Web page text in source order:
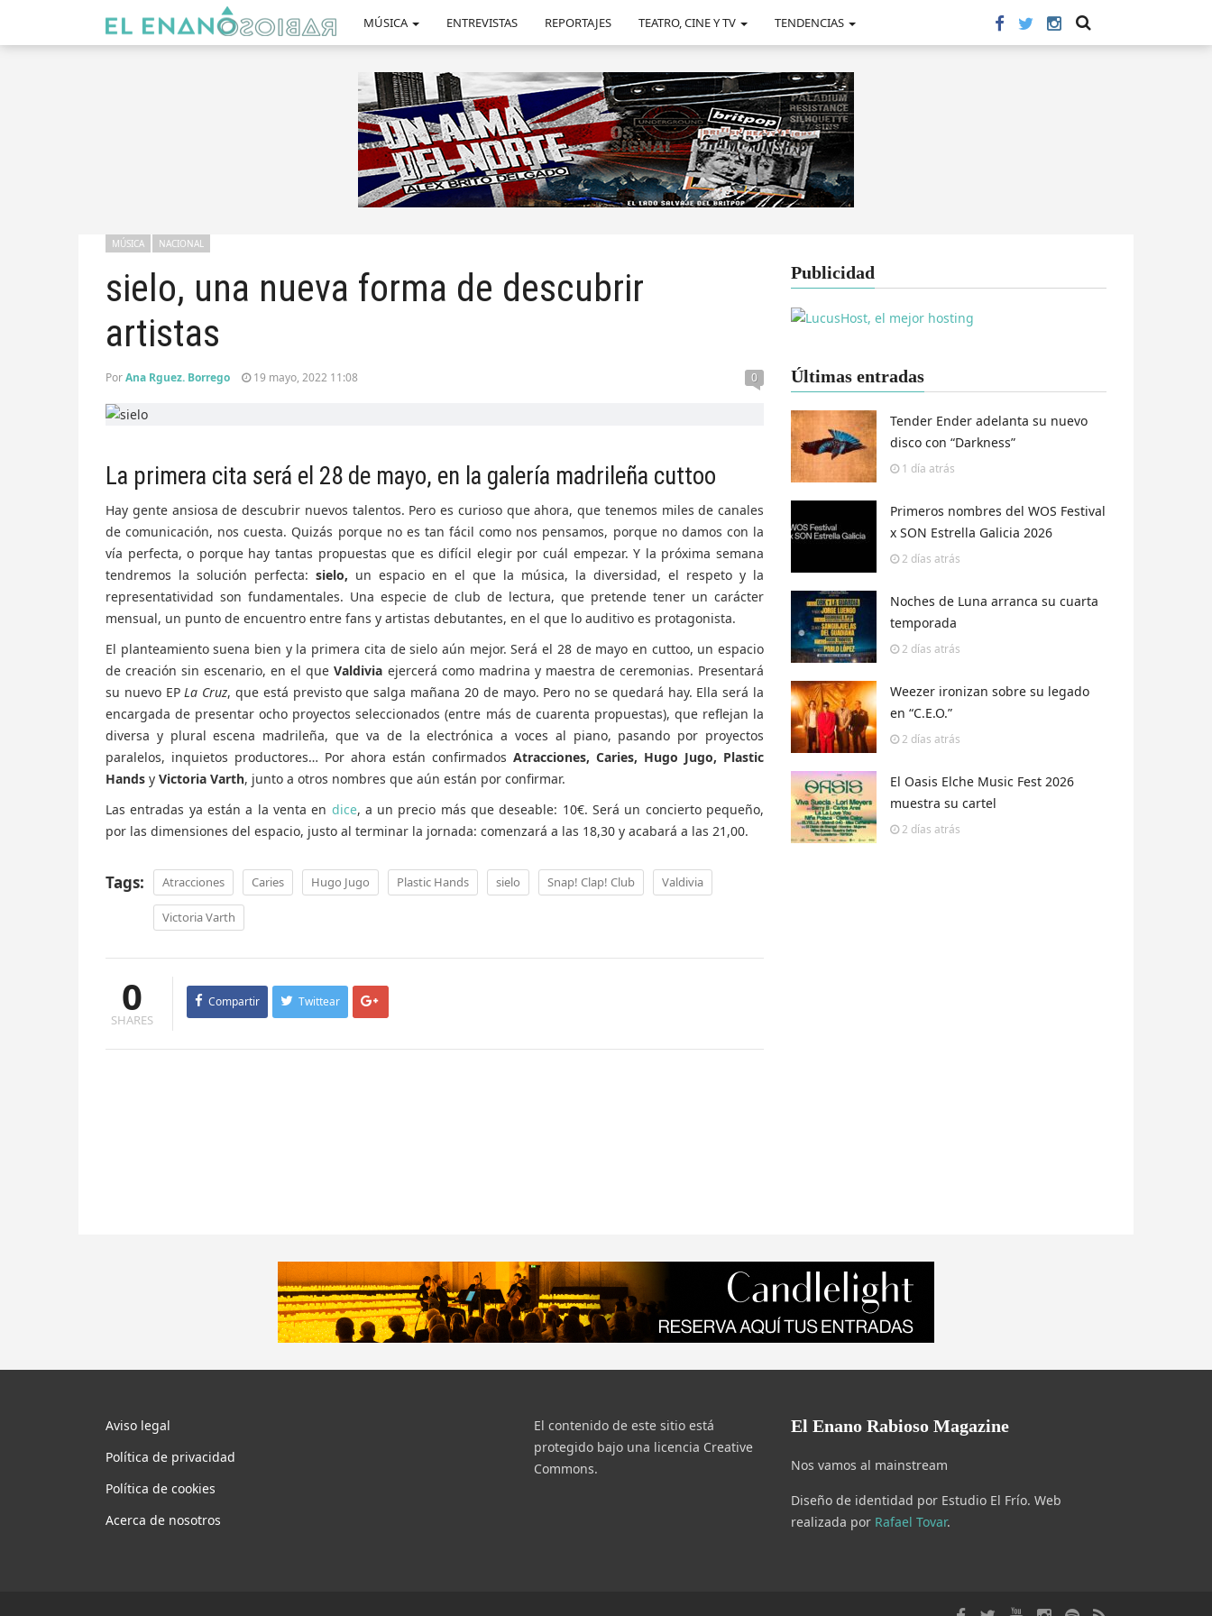
MÚSICA ENTREVISTAS REPORTAJES TEATRO, CINE Y TV TENDENCIAS
sielo, una nueva forma de descubrir
artistas
MÚSICA NACIONAL
PorAna Rguez. Borrego 19 mayo, 2022 11:08 0
La primera cita será el 28 de mayo, en la galería madrileña cuttoo
Hay gente ansiosa de descubrir nuevos talentos. Pero es curioso que ahora, que tenemos miles de canales
de comunicación, nos cuesta. Quizás porque no es tan fácil como nos pensamos, porque no damos con la
vía perfecta, o porque hay tantas propuestas que es difícil elegir por cuál empezar. Y la próxima semana
tendremos la solución perfecta: sielo, un espacio en el que la música, la diversidad, el respeto y la
representatividad son fundamentales. Una especie de club de lectura, que pretende tener un carácter
mensual, un punto de encuentro entre fans y artistas debutantes, en el que lo auditivo es protagonista.
El planteamiento suena bien y la primera cita de sielo aún mejor. Será el 28 de mayo en cuttoo, un espacio
de creación sin escenario, en el queValdivia ejercerá como madrina y maestra de ceremonias. Presentará
su nuevo EPLa Cruz, que está previsto que salga mañana 20 de mayo. Pero no se quedará hay. Ella será la
encargada de presentar ocho proyectos seleccionados (entre más de cuarenta propuestas), que reflejan la
diversa y plural escena madrileña, que va de la electrónica a voces al piano, pasando por proyectos
paralelos, inquietos productores… Por ahora están confirmados Atracciones, Caries, Hugo Jugo, Plastic
Hands y Victoria Varth, junto a otros nombres que aún están por confirmar.
Las entradas ya están a la venta en dice, a un precio más que deseable: 10€. Será un concierto pequeño,
por las dimensiones del espacio, justo al terminar la jornada: comenzará a las 18,30 y acabará a las 21,00.
Tags: Atracciones Caries Hugo Jugo Plastic Hands sielo Snap! Clap! Club Valdivia
Victoria Varth
0
SHARES
Compartir Twittear
Publicidad
Últimas entradas
Tender Ender adelanta su nuevo
disco con “Darkness”
1 día atrás
Primeros nombres del WOS Festival
x SON Estrella Galicia 2026
2 días atrás
Noches de Luna arranca su cuarta
temporada
2 días atrás
Weezer ironizan sobre su legado
en “C.E.O.”
2 días atrás
El Oasis Elche Music Fest 2026
muestra su cartel
2 días atrás
Aviso legal
Política de privacidad
Política de cookies
Acerca de nosotros
El contenido de este sitio está
protegido bajo una licencia Creative
Commons.
El Enano Rabioso Magazine
Nos vamos al mainstream
Diseño de identidad por Estudio El Frío. Web
realizada por Rafael Tovar.